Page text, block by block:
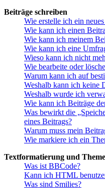
Beiträge schreiben
Wie erstelle ich ein
Wie kann ich einen
Wie kann ich meinem
Wie kann ich eine
Wieso kann ich nicht
Wie bearbeite oder
Warum kann ich auf
Weshalb kann ich keine
Weshalb wurde ich
Wie kann ich Beiträge
Was bewirkt die
eines Beitrags?
Warum muss mein
Wie markiere ich ein
Textformatierung und
Was ist BBCode?
Kann ich HTML
Was sind Smilies?